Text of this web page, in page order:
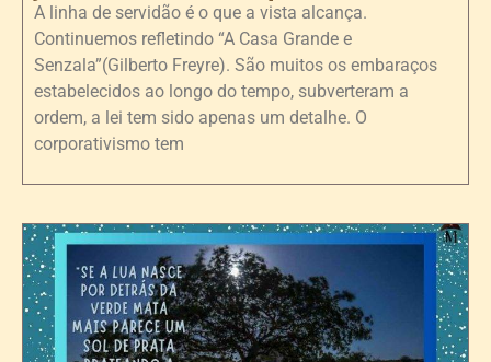
A linha de servidão é o que a vista alcança.
Continuemos refletindo “A Casa Grande e
Senzala”(Gilberto Freyre). São muitos os embaraços
estabelecidos ao longo do tempo, subverteram a
ordem, a lei tem sido apenas um detalhe. O
corporativismo tem